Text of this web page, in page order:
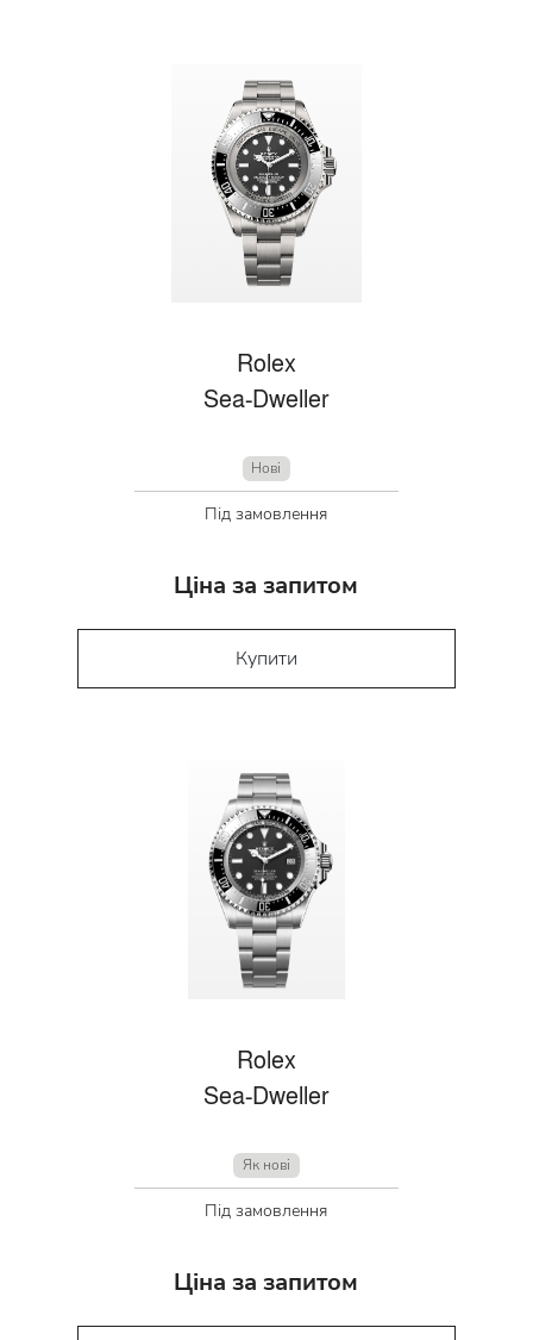
Rolex
Sea-Dweller
Нові
Під замовлення
Ціна за запитом
Купити
Rolex
Sea-Dweller
Як нові
Під замовлення
Ціна за запитом